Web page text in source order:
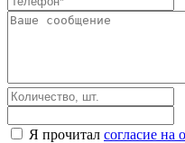
Я прочитал согласие на